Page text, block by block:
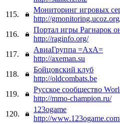
115.
Мониторинг игровых
http://
116.
Портал игры Рагнарок
http://raginfo.org/
117.
АвиаГруппа =AxA=
http://axeman.su
118.
Бойцовский клуб
http://oldcombats.be
119.
Русское сообщество
http://mmo-champion.ru/
120.
123ogame
http://